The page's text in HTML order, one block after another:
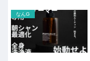
なんG